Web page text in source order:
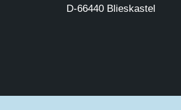
D-66440 Blieskastel